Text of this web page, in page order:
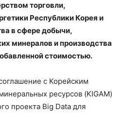
торговли,
Республики Корея и
в сфере добычи,
минералов и производства
стоимостью.
с Корейским
ресурсов (KIGAM)
проекта Big Data для